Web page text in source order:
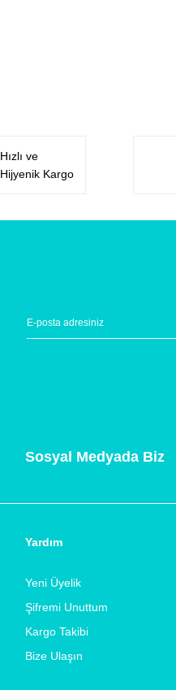
Hızlı ve
Hijyenik Kargo
Sosyal Medyada Biz
Yardım
Yeni Üyelik
Şifremi Unuttum
Kargo Takibi
Bize Ulaşın